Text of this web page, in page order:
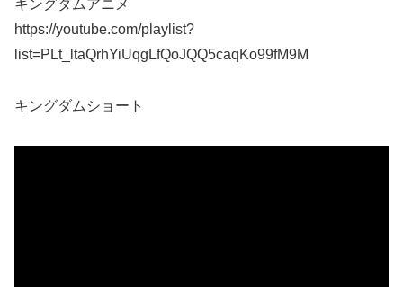
キングダムアニメ
https://youtube.com/playlist?
list=PLt_ltaQrhYiUqgLfQoJQQ5caqKo99fM9M
キングダムショート